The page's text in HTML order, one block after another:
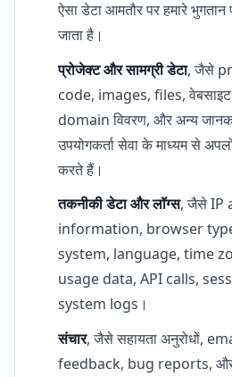
ऐसा डेटा आमतौर पर हमारे भुगतान
जाता है।
प्रोजेक्ट और सामग्री डेटा, जैसे
code, images, files, वेबसाइट
domain विवरण, और अन्य
उपयोगकर्ता सेवा के माध्यम से
करते हैं।
तकनीकी डेटा और लॉग्स, जैसे IP
information, browser
system, language, time
usage data, API calls,
system logs।
संचार, जैसे सहायता अनुरोधों,
feedback, bug reports, और